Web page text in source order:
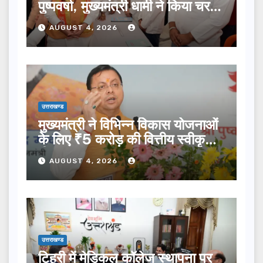
पुष्पवर्षा, मुख्यमंत्री धामी ने किया चरण
प्रक्षालन…
AUGUST 4, 2026
उत्तराखण्ड
मुख्यमंत्री ने विभिन्न विकास योजनाओं
के लिए ₹5 करोड़ की वित्तीय स्वीकृति
दी…AUGUST 4, 2026
उत्तराखण्ड
टिहरी में मेडिकल कॉलेज स्थापना पर